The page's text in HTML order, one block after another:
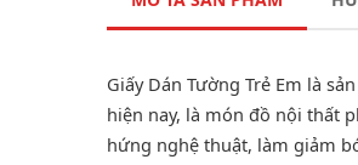
Giấy Dán Tường Trẻ Em là
hiện nay, là món đồ nội thất
hứng nghệ thuật, làm giảm